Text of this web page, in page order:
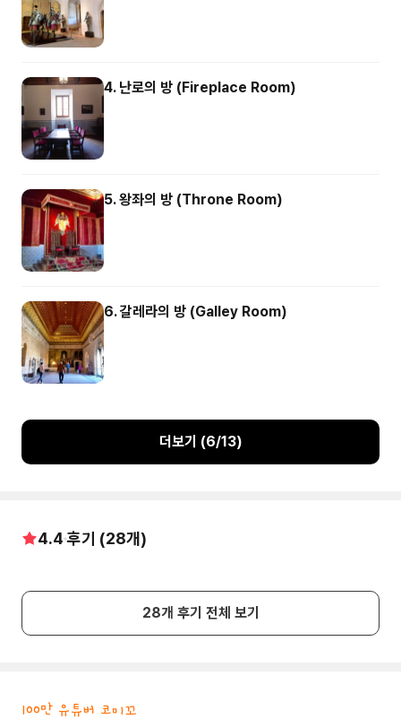
4. 난로의 방 (Fireplace Room)
5. 왕좌의 방 (Throne Room)
6. 갈레라의 방 (Galley Room)
더보기 (6/13)
4.4 후기 (28개)
28개 후기 전체 보기
100만 유튜버 코미꼬